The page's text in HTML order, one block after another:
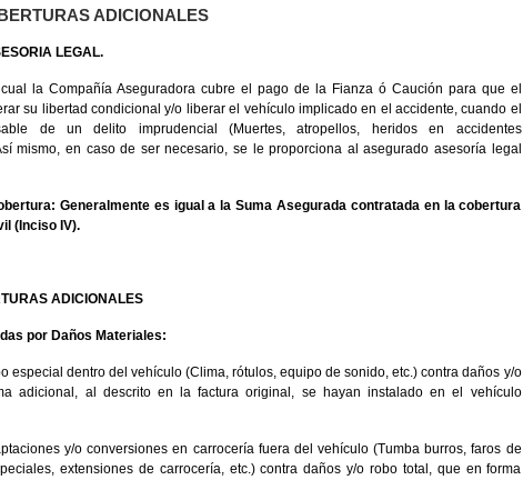
ADICIONALES
LEGAL.
la Compañía Aseguradora cubre el pago de la Fianza ó Caución para que el
su libertad condicional y/o liberar el vehículo implicado en el accidente, cuando el
de un delito imprudencial (Muertes, atropellos, heridos en accidentes
mismo, en caso de ser necesario, se le proporciona al asegurado asesoría legal
Generalmente es igual a la Suma Asegurada contratada en la cobertura
(Inciso IV).
ADICIONALES
por Daños Materiales:
especial dentro del vehículo (Clima, rótulos, equipo de sonido, etc.) contra daños y/o
adicional, al descrito en la factura original, se hayan instalado en el vehículo
y/o conversiones en carrocería fuera del vehículo (Tumba burros, faros de
extensiones de carrocería, etc.) contra daños y/o robo total, que en forma